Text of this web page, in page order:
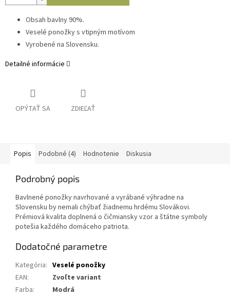
Obsah bavlny 90%.
Veselé ponožky s vtipným motívom
Vyrobené na Slovensku.
Detailné informácie
OPÝTAŤ SA ZDIEĽAŤ
Popis Podobné (4) Hodnotenie Diskusia
Podrobný popis
Bavlnené ponožky navrhované a vyrábané výhradne na
Slovensku by nemali chýbať žiadnemu hrdému Slovákovi.
Prémiová kvalita doplnená o čičmiansky vzor a štátne symboly
potešia každého domáceho patriota.
Dodatočné parametre
Kategória: Veselé ponožky
EAN:
Zvoľte variant
Farba:
Modrá